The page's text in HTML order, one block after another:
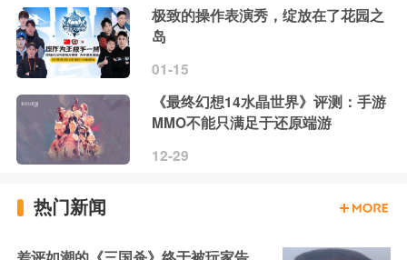
极致的操作表演秀，绽放在了花园之
岛
01-15
《最终幻想14水晶世界》评测：手游
MMO不能只满足于还原端游
12-29
热门新闻